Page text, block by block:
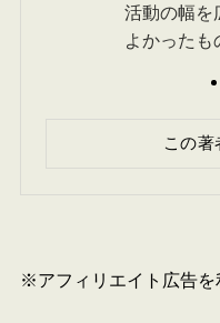
活動の幅を
よかったも
この著
※アフィリエイト広告を